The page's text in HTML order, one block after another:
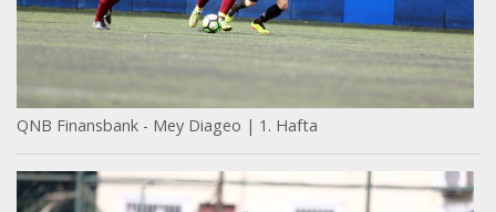
QNB Finansbank - Mey Diageo | 1. Hafta